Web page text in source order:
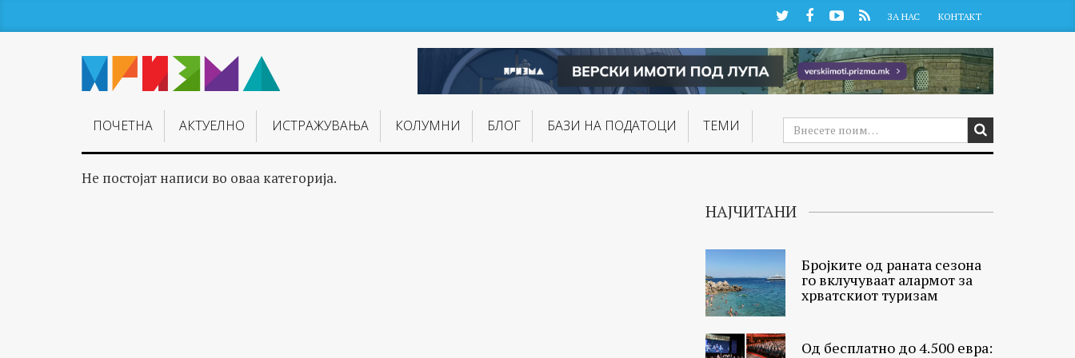
TwitterFacebookYouTube
RSS ЗА НАС КОНТАКТ
ПОЧЕТНА АКТУЕЛНО ИСТРАЖУВАЊA КОЛУМНИ БЛОГ БАЗИ НА ПОДАТОЦИ ТЕМИ
Не постојат написи во оваа категорија.
НАЈЧИТАНИ
Бројките од раната сезона
го вклучуваат алармот за
хрватскиот туризам
Од бесплатно до 4.500 евра: